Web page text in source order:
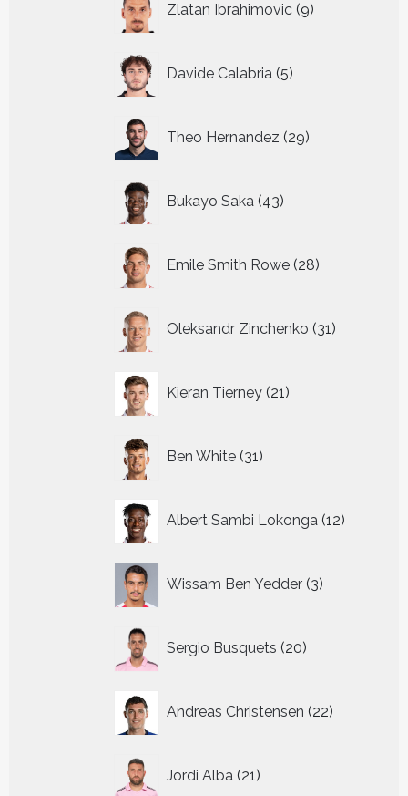
Zlatan Ibrahimovic 9
producten
Davide Calabria 5
producten
Theo Hernandez 29
producten
Bukayo Saka 43
producten
Emile Smith Rowe 28
producten
Oleksandr Zinchenko 31
producten
Kieran Tierney 21
producten
Ben White 31
producten
Albert Sambi Lokonga 12
Wissam Ben Yedder 3
producten
Sergio Busquets 20
producten
Andreas Christensen 22
producten
Jordi Alba 21
producten